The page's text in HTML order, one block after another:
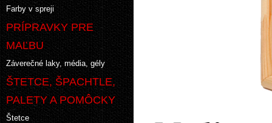
Farby v spreji
PRÍPRAVKY PRE
MAĽBU
Záverečné laky, média, gély
ŠTETCE, ŠPACHTLE,
PALETY A POMÔCKY
Štetce